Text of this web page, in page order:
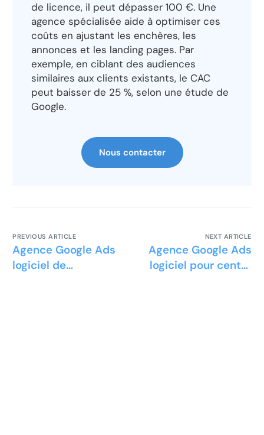
de licence, il peut dépasser 100 €. Une
agence spécialisée aide à optimiser ces
coûts en ajustant les enchères, les
annonces et les landing pages. Par
exemple, en ciblant des audiences
similaires aux clients existants, le CAC
peut baisser de 25 %, selon une étude de
Google.
Nous contacter
PREVIOUS ARTICLE
Agence Google Ads
logiciel de
NEXT ARTICLE
Agence Google Ads
logiciel pour centre